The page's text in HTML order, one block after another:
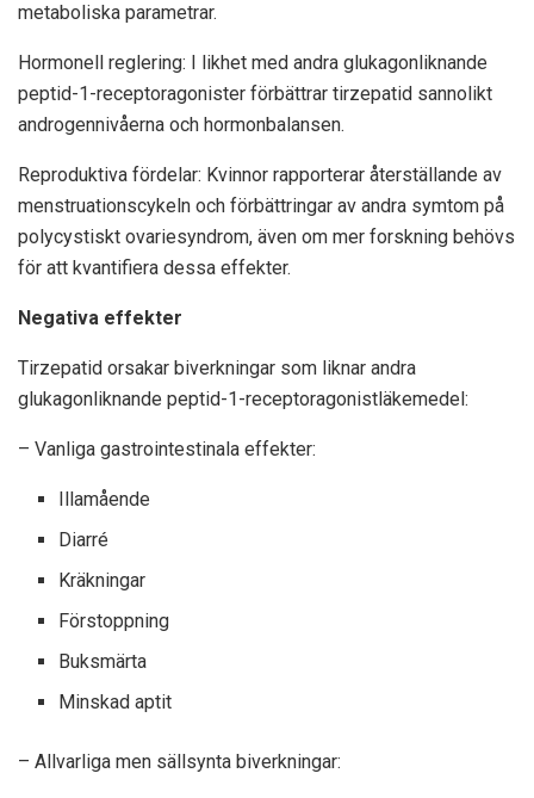
metaboliska parametrar.
Hormonell reglering: I likhet med andra glukagonliknande
peptid-1-receptoragonister förbättrar tirzepatid sannolikt
androgennivåerna och hormonbalansen.
Reproduktiva fördelar: Kvinnor rapporterar återställande av
menstruationscykeln och förbättringar av andra symtom på
polycystiskt ovariesyndrom, även om mer forskning behövs
för att kvantifiera dessa effekter.
Negativa effekter
Tirzepatid orsakar biverkningar som liknar andra
glukagonliknande peptid-1-receptoragonistläkemedel:
– Vanliga gastrointestinala effekter:
Illamående
Diarré
Kräkningar
Förstoppning
Buksmärta
Minskad aptit
– Allvarliga men sällsynta biverkningar: